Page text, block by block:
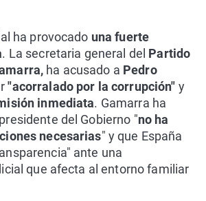
ha provocado una fuerte
. La secretaria general del Partido
ha acusado a Pedro
"acorralado por la corrupción" y
inmediata. Gamarra ha
del Gobierno "no ha
necesarias" y que España
ante una
que afecta al entorno familiar